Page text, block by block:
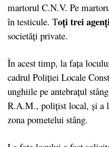
martorul C.N.V. Pe
în testicule. Toţi trei
societăţi private.
În acest timp, la faţa
cadrul Poliţiei Locale
unghiile pe antebraţul
R.A.M., poliţist local, şi a
zona pometelui stâng.